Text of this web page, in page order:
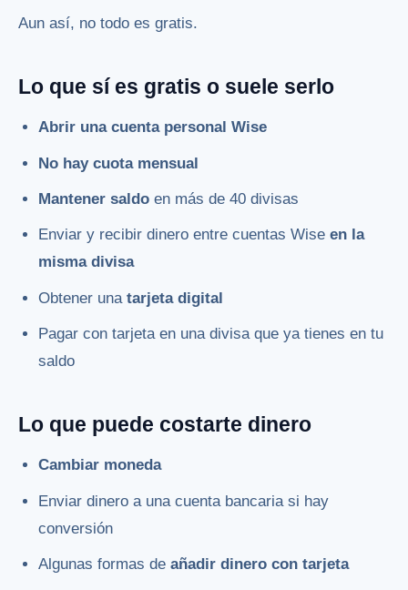
Aun así, no todo es gratis.
Lo que sí es gratis o suele serlo
Abrir una cuenta personal Wise
No hay cuota mensual
Mantener saldo en más de 40 divisas
Enviar y recibir dinero entre cuentas Wiseen la
misma divisa
Obtener unatarjeta digital
Pagar con tarjeta en una divisa que ya tienes en tu
saldo
Lo que puede costarte dinero
Cambiar moneda
Enviar dinero a una cuenta bancaria si hay
conversión
Algunas formas deañadir dinero con tarjeta